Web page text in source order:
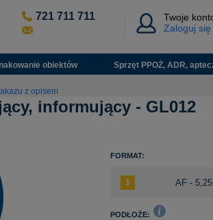
721 711 711
Twoje
Zaloguj się
obiektów Sprzęt PPOŻ, ADR,
z opisem
informujący - GL012
FORMAT:
PODŁOŻE: